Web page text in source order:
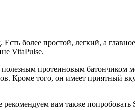
более простой, легкий, а
VitaPulse.
протеиновым
Кроме того, он имеет приятный
рекомендуем вам также